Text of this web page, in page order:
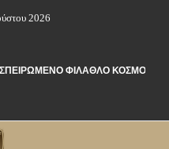
2026
ΦΊΛΑΘΛΟ ΚΌΣΜΟ